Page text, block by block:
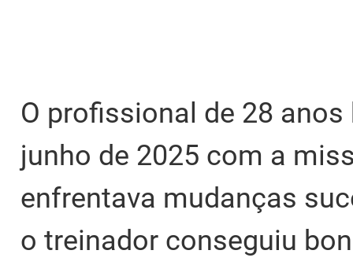
O profissional de 28
junho de 2025 com a
enfrentava mudanças
o treinador conseguiu